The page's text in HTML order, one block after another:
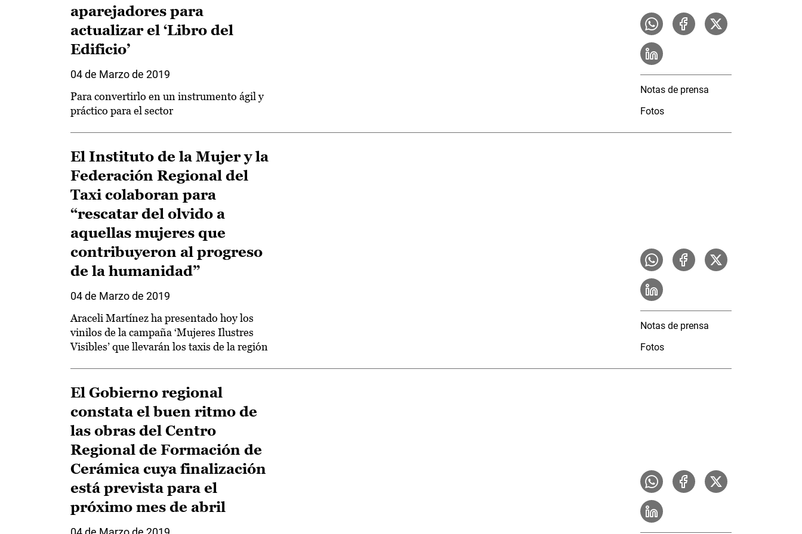
aparejadores para
actualizar el ‘Libro del
Edificio’
04 de Marzo de 2019
Para convertirlo en un instrumento ágil y
práctico para el sector
Notas de prensa
Fotos
El Instituto de la Mujer y la
Federación Regional del
Taxi colaboran para
“rescatar del olvido a
aquellas mujeres que
contribuyeron al progreso
de la humanidad”
04 de Marzo de 2019
Araceli Martínez ha presentado hoy los
vinilos de la campaña ‘Mujeres Ilustres
Visibles’ que llevarán los taxis de la región
Notas de prensa
Fotos
El Gobierno regional
constata el buen ritmo de
las obras del Centro
Regional de Formación de
Cerámica cuya finalización
está prevista para el
próximo mes de abril